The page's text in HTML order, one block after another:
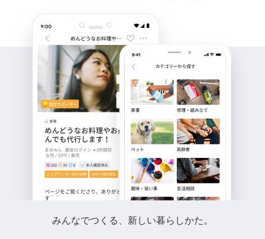
みんなでつくる、新しい暮らしかた。